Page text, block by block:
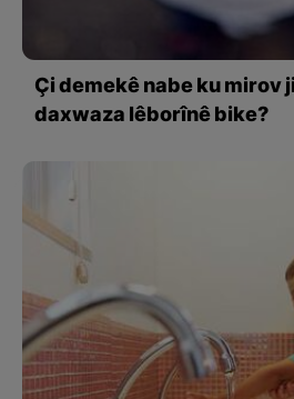
Çi demekê nabe ku mirov
daxwaza lêborînê bike?